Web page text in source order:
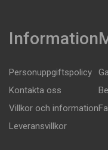
Information
Personuppgiftspolicy
Kontakta oss
Villkor och information
Leveransvillkor